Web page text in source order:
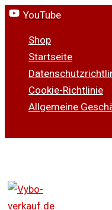
Zum
springen
YouTube
Shop
Startseite
Cookie-Richtlinie
Allgemeine